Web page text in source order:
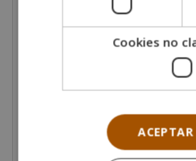
Dominar lastécnicas
bollería y repostería,
tradicionales como
Gestionar eficazmente
materiales.
Aplicar lasnormas de
Cookies no